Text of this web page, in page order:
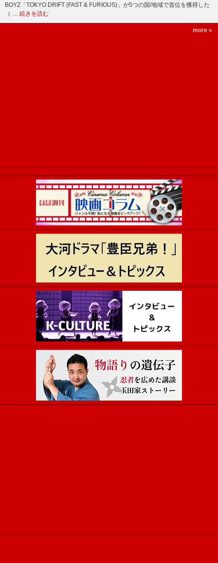
BOYZ「TOKYO DRIFT (FAST & FURIOUS)」が5つの国/地域で首位を獲得した
（ … 続きを読む
more »